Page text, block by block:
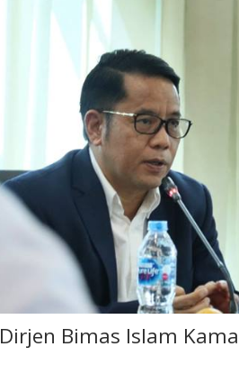
Dirjen Bimas Islam